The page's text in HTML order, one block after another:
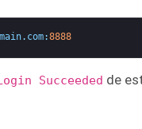
. com:8888
Succeeded de